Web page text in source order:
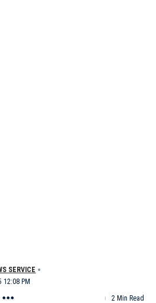
PM
SERVICE
2 Min Read